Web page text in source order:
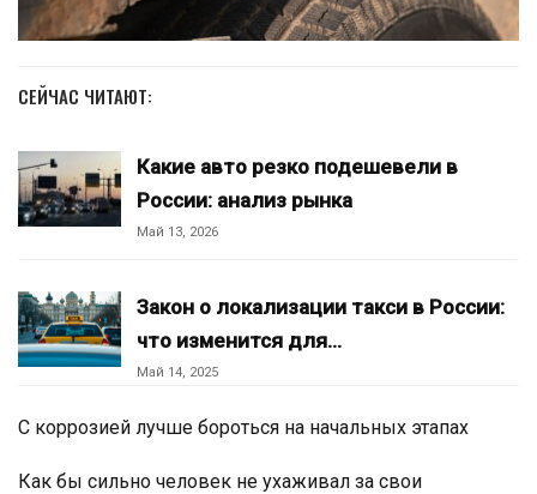
СЕЙЧАС ЧИТАЮТ:
Какие авто резко подешевели в
России: анализ рынка
Май 13, 2026
Закон о локализации такси в России:
что изменится для…
Май 14, 2025
С коррозией лучше бороться на начальных этапах
Как бы сильно человек не ухаживал за свои